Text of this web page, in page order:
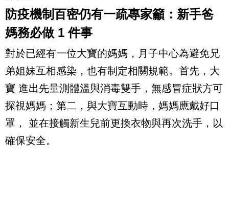
防疫機制百密仍有一疏專家籲：新手爸
媽務必做 1 件事
對於已經有一位大寶的媽媽，月子中心為避免兄
弟姐妹互相感染，也有制定相關規範。首先，大
寶 進出先量測體溫與消毒雙手，無感冒症狀方可
探視媽媽；第二，與大寶互動時，媽媽應戴好口
罩， 並在接觸新生兒前更換衣物與再次洗手，以
確保安全。